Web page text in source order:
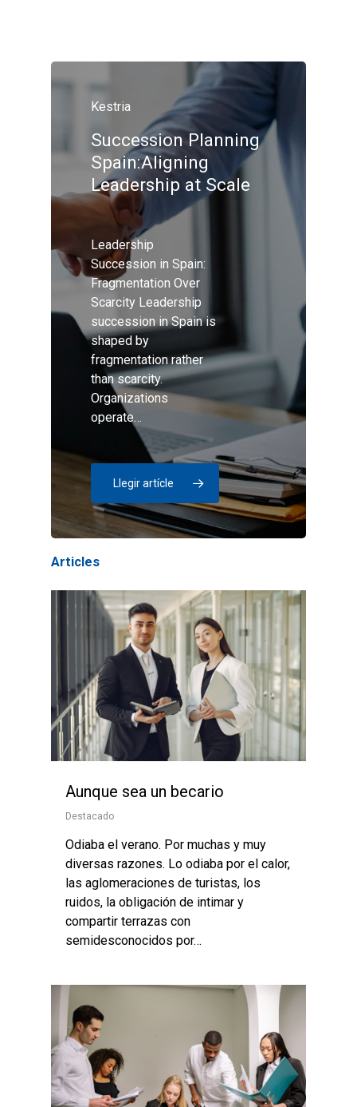
Kestria
Succession Planning
Spain:Aligning
Leadership at Scale
Leadership
Succession in Spain:
Fragmentation Over
Scarcity Leadership
succession in Spain is
shaped by
fragmentation rather
than scarcity.
Organizations
operate…
Llegir artícle
Articles
Aunque sea un becario
Destacado
Odiaba el verano. Por muchas y muy
diversas razones. Lo odiaba por el calor,
las aglomeraciones de turistas, los
ruidos, la obligación de intimar y
compartir terrazas con
semidesconocidos por…